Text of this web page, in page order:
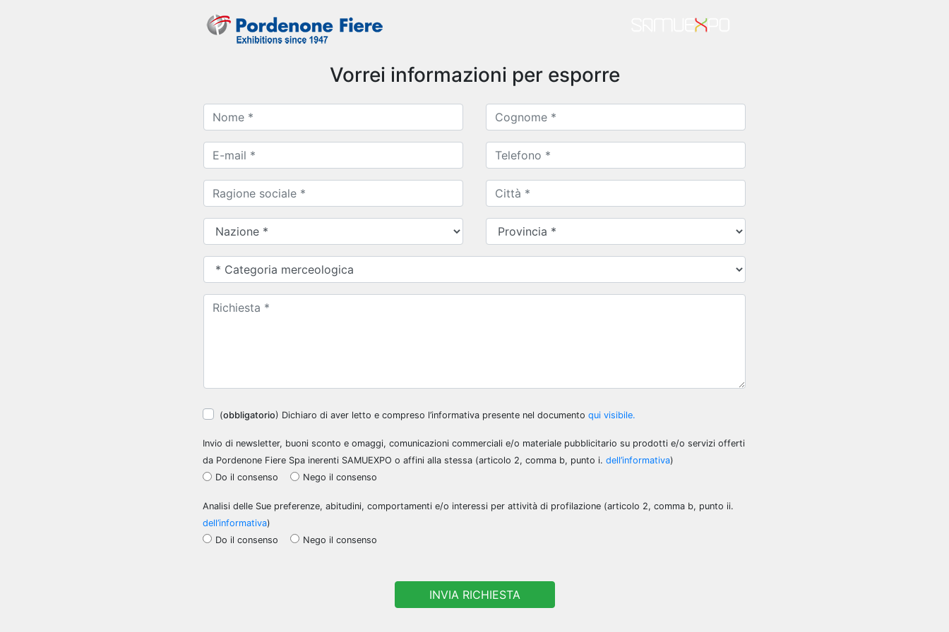
Vorrei informazioni per esporre
(obbligatorio) Dichiaro di aver letto e compreso l’informativa presente nel documento qui visibile.
Invio di newsletter, buoni sconto e omaggi, comunicazioni commerciali e/o materiale pubblicitario su prodotti e/o servizi offerti
da Pordenone Fiere Spa inerenti SAMUEXPO o affini alla stessa (articolo 2, comma b, punto i. dell’informativa)
Do il consenso
Nego il consenso
Analisi delle Sue preferenze, abitudini, comportamenti e/o interessi per attività di profilazione (articolo 2, comma b, punto ii.
dell’informativa)
Do il consenso
Nego il consenso
INVIA RICHIESTA